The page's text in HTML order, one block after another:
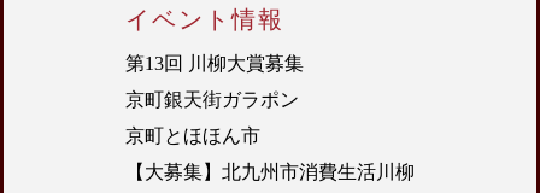
イベント情報
第13回 川柳大賞募集
京町銀天街ガラポン
京町とほほん市
【大募集】北九州市消費生活川柳